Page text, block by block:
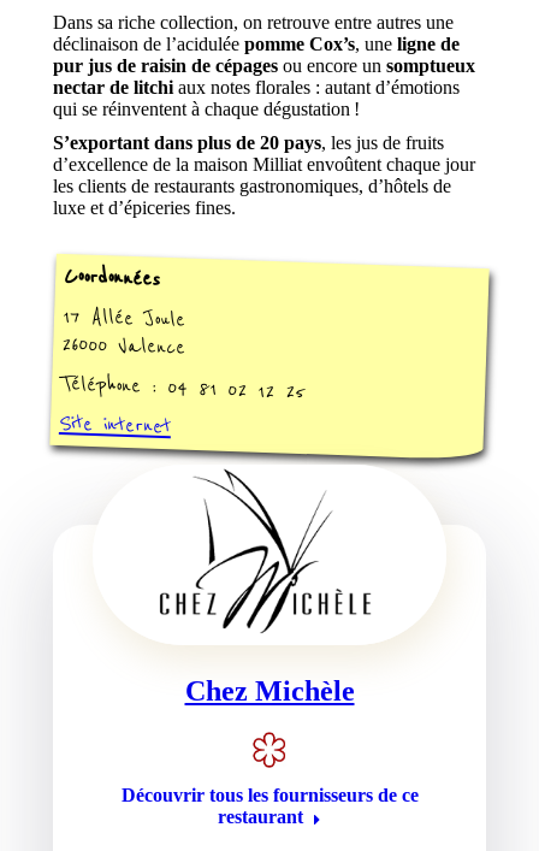
Dans sa riche collection, on retrouve entre autres une
déclinaison de l’acidulée pomme Cox’s, une ligne de
pur jus de raisin de cépages ou encore un somptueux
nectar de litchi aux notes florales : autant d’émotions
qui se réinventent à chaque dégustation !
S’exportant dans plus de 20 pays, les jus de fruits
d’excellence de la maison Milliat envoûtent chaque jour
les clients de restaurants gastronomiques, d’hôtels de
luxe et d’épiceries fines.
Coordonnées
17 Allée Joule
26000 Valence
Téléphone : 04 81 02 12 25
Site internet
Chez Michèle
Découvrir tous les fournisseurs de ce
restaurant